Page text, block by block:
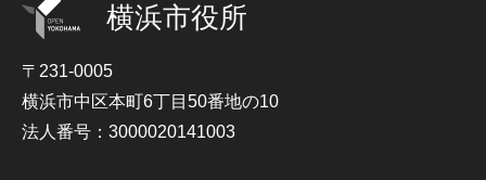
横浜市役所
〒231-0005
横浜市中区本町6丁目50番地の10
法人番号：3000020141003